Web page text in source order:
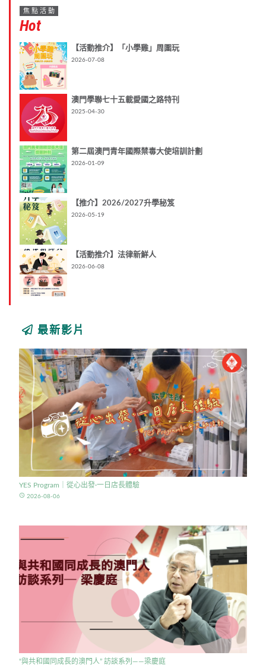
焦點活動
Hot
【活動推介】「小學雞」周圍玩
2026-07-08
澳門學聯七十五載愛國之路特刊
2025-04-30
第二屆澳門青年國際禁毒大使培訓計劃
2026-01-09
【推介】2026/2027升學秘笈
2026-05-19
【活動推介】法律新鮮人
2026-06-08
最新影片
YES Program｜從心出發·一日店長體驗
access_time 2026-08-06
“與共和國同成長的澳門人” 訪談系列——梁慶庭